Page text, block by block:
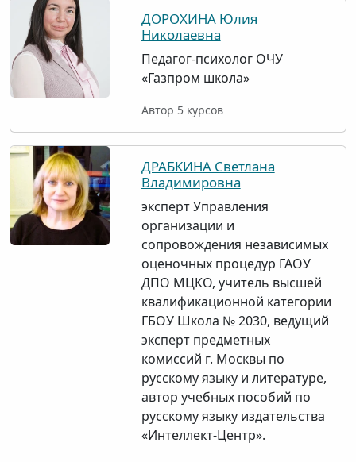
ДОРОХИНА Юлия
Николаевна
Педагог-психолог ОЧУ
«Газпром школа»
Автор 5 курсов
ДРАБКИНА Светлана
Владимировна
эксперт Управления
организации и
сопровождения независимых
оценочных процедур ГАОУ
ДПО МЦКО, учитель высшей
квалификационной категории
ГБОУ Школа № 2030, ведущий
эксперт предметных
комиссий г. Москвы по
русскому языку и литературе,
автор учебных пособий по
русскому языку издательства
«Интеллект-Центр».